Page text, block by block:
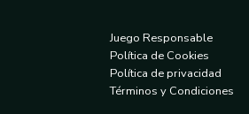
Juego Responsable
Política de Cookies
Política de privacidad
Términos y Condiciones